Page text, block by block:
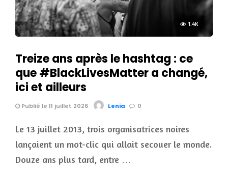
1.4K
Treize ans après le hashtag : ce
que #BlackLivesMatter a changé,
ici et ailleurs
Publié le 11 juillet 2026 Lenia 0
Le 13 juillet 2013, trois organisatrices noires
lançaient un mot-clic qui allait secouer le monde.
Douze ans plus tard, entre …